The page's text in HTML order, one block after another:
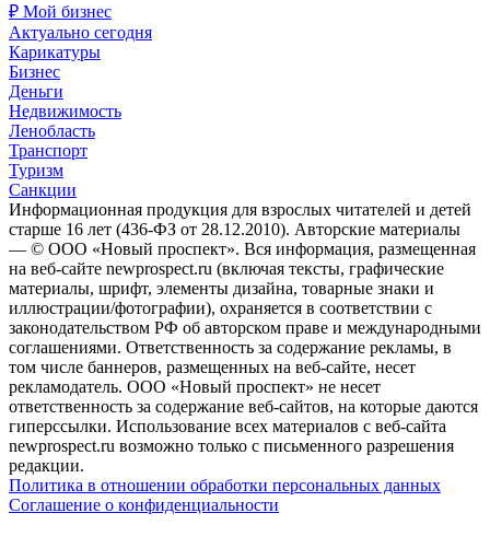
₽ Мой бизнес
Актуально сегодня
Карикатуры
Бизнес
Деньги
Недвижимость
Ленобласть
Транспорт
Туризм
Санкции
Информационная продукция для взрослых читателей и детей
старше 16 лет (436-ФЗ от 28.12.2010). Авторские материалы
— © ООО «Новый проспект». Вся информация, размещенная
на веб-сайте newprospect.ru (включая тексты, графические
материалы, шрифт, элементы дизайна, товарные знаки и
иллюстрации/фотографии), охраняется в соответствии с
законодательством РФ об авторском праве и международными
соглашениями. Ответственность за содержание рекламы, в
том числе баннеров, размещенных на веб-сайте, несет
рекламодатель. ООО «Новый проспект» не несет
ответственность за содержание веб-сайтов, на которые даются
гиперссылки. Использование всех материалов с веб-сайта
newprospect.ru возможно только с письменного разрешения
редакции.
Политика в отношении обработки персональных данных
Соглашение о конфиденциальности